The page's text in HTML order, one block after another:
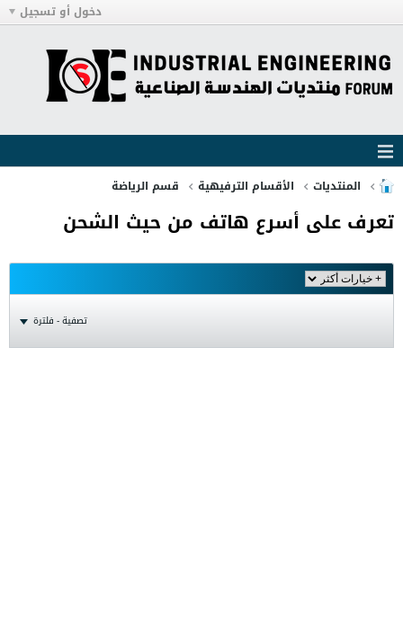
دخول أو تسجيل
المنتديات الأقسام الترفيهية قسم الرياضة
تعرف على أسرع هاتف من حيث الشحن
تصفية - فلترة